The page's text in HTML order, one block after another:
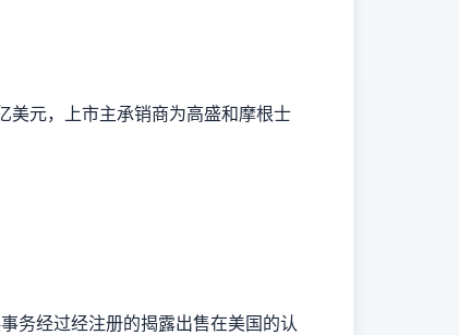
元，上市主承销商为高盛和摩根士
务经过经注册的揭露出售在美国的认